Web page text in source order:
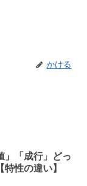
かける
」「成行」どっ
性の違い】